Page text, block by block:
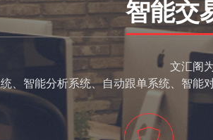
智能交
文汇阁
、智能分析系统、自动跟单系统、智能